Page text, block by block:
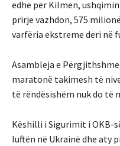
edhe për Kilmen,
prirje vazhdon, 575
varfëria ekstreme deri në
Asambleja e
maratonë takimesh të
të rëndësishëm nuk do të
Këshilli i Sigurimit i OKB-
luftën në Ukrainë dhe aty